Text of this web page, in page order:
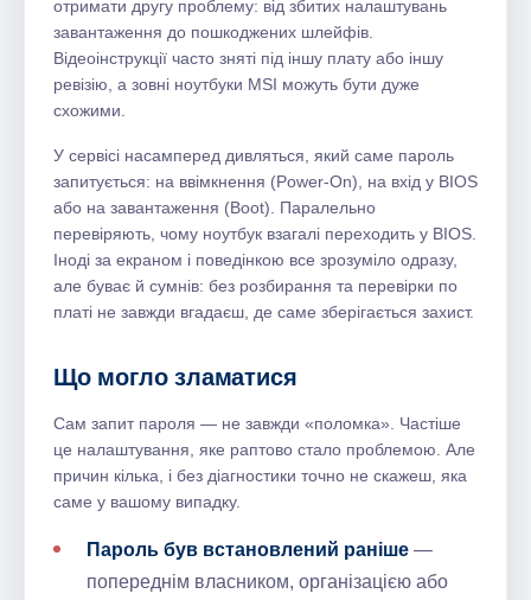
отримати другу проблему: від збитих налаштувань
завантаження до пошкоджених шлейфів.
Відеоінструкції часто зняті під іншу плату або іншу
ревізію, а зовні ноутбуки MSI можуть бути дуже
схожими.
У сервісі насамперед дивляться, який саме пароль
запитується: на ввімкнення (Power-On), на вхід у BIOS
або на завантаження (Boot). Паралельно
перевіряють, чому ноутбук взагалі переходить у BIOS.
Іноді за екраном і поведінкою все зрозуміло одразу,
але буває й сумнів: без розбирання та перевірки по
платі не завжди вгадаєш, де саме зберігається захист.
Що могло зламатися
Сам запит пароля — не завжди «поломка». Частіше
це налаштування, яке раптово стало проблемою. Але
причин кілька, і без діагностики точно не скажеш, яка
саме у вашому випадку.
Пароль був встановлений раніше —
попереднім власником, організацією або